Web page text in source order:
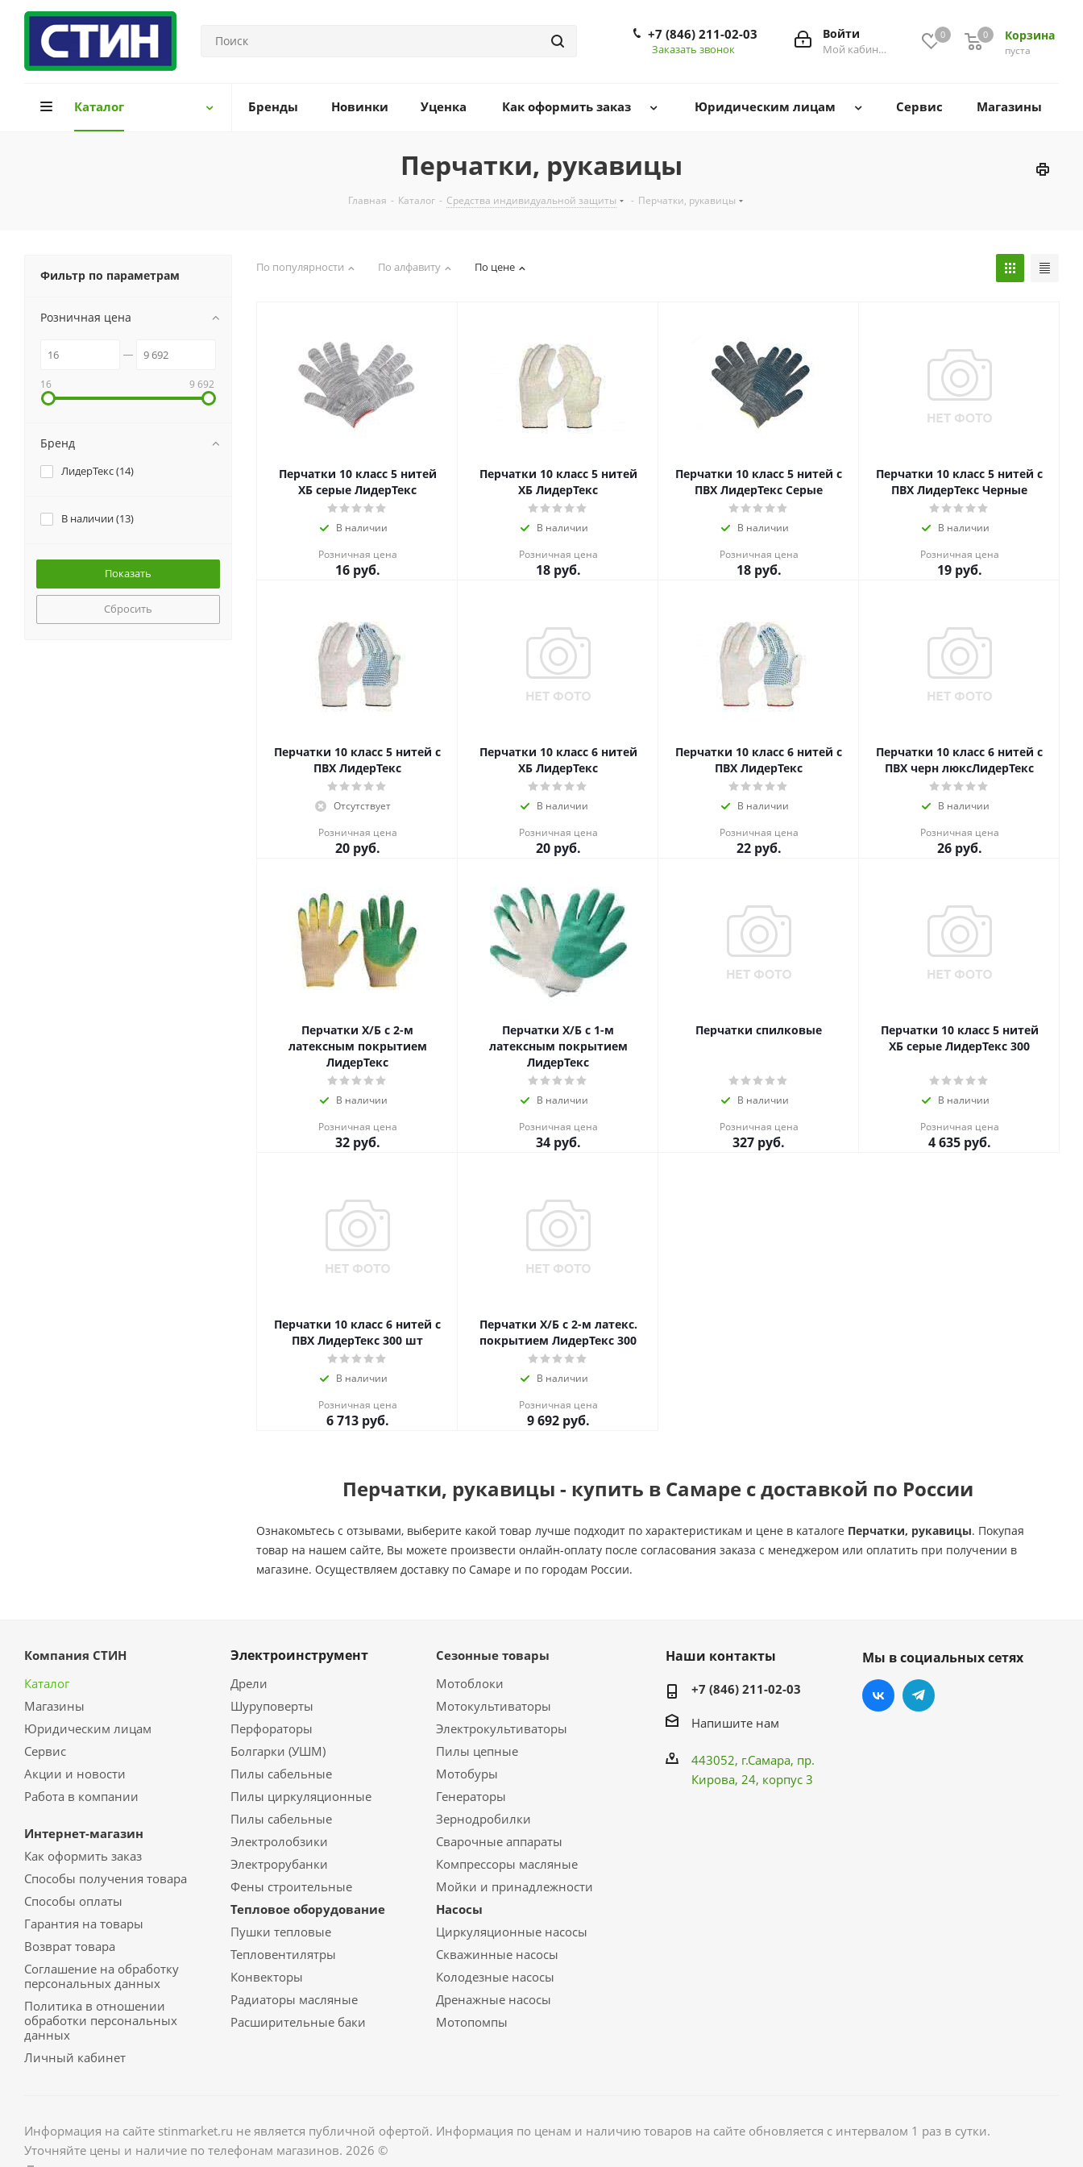
0 Корзина
0
пуста
0
Войти
Мой кабинет
+7 (846) 211-02-03
Заказать звонок
Каталог Бренды Новинки Уценка Как оформить заказ Юридическим лицам Сервис Магазины
Перчатки, рукавицы
Главная - Каталог - Средства индивидуальной защиты - Перчатки, рукавицы
По популярности По алфавиту По цене
Перчатки 10 класс 5 нитей
ХБ серые ЛидерТекс
В наличии
Розничная цена
16руб.
Перчатки 10 класс 5 нитей
ХБ ЛидерТекс
В наличии
Розничная цена
18руб.
Перчатки 10 класс 5 нитей с
ПВХ ЛидерТекс Серые
В наличии
Розничная цена
18руб.
Перчатки 10 класс 5 нитей с
ПВХ ЛидерТекс Черные
В наличии
Розничная цена
19руб.
Перчатки 10 класс 5 нитей с
ПВХ ЛидерТекс
Отсутствует
Розничная цена
20руб.
Перчатки 10 класс 6 нитей
ХБ ЛидерТекс
В наличии
Розничная цена
20руб.
Перчатки 10 класс 6 нитей с
ПВХ ЛидерТекс
В наличии
Розничная цена
22руб.
Перчатки 10 класс 6 нитей с
ПВХ черн люксЛидерТекс
В наличии
Розничная цена
26руб.
Перчатки Х/Б с 2-м
латексным покрытием
ЛидерТекс
В наличии
Розничная цена
32руб.
Перчатки Х/Б с 1-м
латексным покрытием
ЛидерТекс
В наличии
Розничная цена
34руб.
Перчатки спилковые
В наличии
Розничная цена
327 руб.
Перчатки 10 класс 5 нитей
ХБ серые ЛидерТекс 300
В наличии
Розничная цена
4 635руб.
Перчатки 10 класс 6 нитей с
ПВХ ЛидерТекс 300 шт
В наличии
Розничная цена
6 713руб.
Перчатки Х/Б с 2-м латекс.
покрытием ЛидерТекс 300
В наличии
Розничная цена
9 692руб.
Перчатки, рукавицы - купить в Самаре с доставкой по России
Ознакомьтесь с отзывами, выберите какой товар лучше подходит по характеристикам и цене в каталоге Перчатки, рукавицы. Покупая
товар на нашем сайте, Вы можете произвести онлайн-оплату после согласования заказа с менеджером или оплатить при получении в
магазине. Осуществляем доставку по Самаре и по городам России.
Фильтр по параметрам
Розничная цена
16 9 692
Бренд
ЛидерТекс (14)
В наличии (13)
Сбросить
Компания СТИН
Каталог
Магазины
Юридическим лицам
Сервис
Акции и новости
Работа в компании
Интернет-магазин
Как оформить заказ
Способы получения товара
Способы оплаты
Гарантия на товары
Возврат товара
Соглашение на обработку
персональных данных
Политика в отношении
обработки персональных
данных
Личный кабинет
Электроинструмент
Дрели
Шуруповерты
Перфораторы
Болгарки (УШМ)
Пилы сабельные
Пилы циркуляционные
Пилы сабельные
Электролобзики
Электрорубанки
Фены строительные
Тепловое оборудование
Пушки тепловые
Тепловентилятры
Конвекторы
Радиаторы масляные
Расширительные баки
Сезонные товары
Мотоблоки
Мотокультиваторы
Электрокультиваторы
Пилы цепные
Мотобуры
Генераторы
Зернодробилки
Сварочные аппараты
Компрессоры масляные
Мойки и принадлежности
Насосы
Циркуляционные насосы
Скважинные насосы
Колодезные насосы
Дренажные насосы
Мотопомпы
Наши контакты
+7 (846) 211-02-03
Напишите нам
443052, г.Самара, пр.
Кирова, 24, корпус 3
Мы в социальных сетях
Информация на сайте stinmarket.ru не является публичной офертой. Информация по ценам и наличию товаров на сайте обновляется с интервалом 1 раз в сутки.
Уточняйте цены и наличие по телефонам магазинов. 2026 ©